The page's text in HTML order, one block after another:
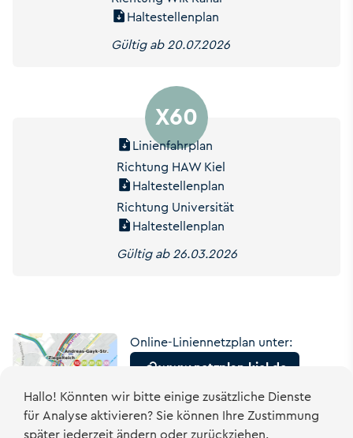
Haltestellenplan
Gültig ab 20.07.2026
X60
Linienfahrplan
Richtung HAW Kiel
Haltestellenplan
Richtung Universität
Haltestellenplan
Gültig ab 26.03.2026
Online-Liniennetzplan unter:
www.netzplan-kiel.de
Hallo! Könnten wir bitte einige zusätzliche Dienste
fürAnalyseaktivieren? Sie können Ihre Zustimmung